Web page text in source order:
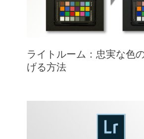
ライトルーム：忠実な色
げる方法